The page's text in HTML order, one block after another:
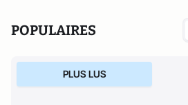
POPULAIRES
PLUS LUS